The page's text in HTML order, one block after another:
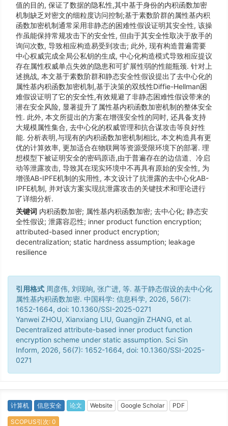
值的目的, 保证了数据的隐私性,其中基于身份的内积函数加密
机制缺乏对密文的细粒度访问控制;基于素数阶群的属性基内积
函数加密机制通常采用非静态的困难性假设证明其安全性, 该操
作虽能保持常规攻击下的安全性, 但由于其安全性取决于敌手的
询问次数, 导致相应构造易受到攻击; 此外, 现有构造普遍需要
中心权威完成全局公私钥的生成, 中心化构造模式导致相应提议
存在属性权威单点失效的隐患和可扩展性弱的性能瓶颈. 针对上
述挑战, 本文基于素数阶群和静态安全性假设提出了去中心化的
属性基内积函数加密机制,基于决策的双线性Diffie-Hellman困
难假设证明了它的安全性,有效规避了非静态困难性假设带来的
潜在安全风险, 显著提升了属性基内积函数加密机制的整体安全
性. 此外, 本文所提出的方案在增强安全性的同时, 还具备支持
大规模属性集合, 去中心化的权威管理和抗合谋攻击等良好性
能. 分析表明,与现有的内积函数加密机制相比, 本文构造具有更
优的计算效率, 更加适合在物联网等资源受限环境下的部署. 理
想模型下被证明安全的密码原语,由于普遍存在的边信道、冷启
动等泄露攻击, 导致其在现实环境中不再具有原始的安全性, 为
增强AB-IPFE机制的实用性, 本文设计了抗泄露的去中心化AB-
IPFE机制, 并对该方案实现抗泄露攻击的关键技术和理论进行
了详细分析.
关键词 内积函数加密; 属性基内积函数加密; 去中心化; 静态安
全性假设; 泄露容忍性; inner product function encryption;
attributed-based inner product encryption;
decentralization; static hardness assumption; leakage
resilience
引用格式 周彦伟, 刘现响, 张广进, 等. 基于静态假设的去中心化
属性基内积函数加密. 中国科学: 信息科学, 2026, 56(7):
1652-1664, doi: 10.1360/SSI-2025-0271
Yanwei ZHOU, Xianxiang LIU, Guangjin ZHANG, et al.
Decentralized attribute-based inner product function
encryption scheme under static assumption. Sci Sin
Inform, 2026, 56(7): 1652-1664, doi: 10.1360/SSI-2025-
0271
计算机 信息安全 论文 Website Google Scholar PDF
SCOPUS引次: 0